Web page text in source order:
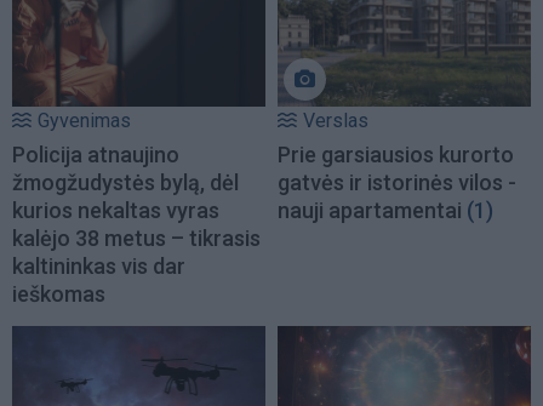
Gyvenimas
Policija atnaujino
žmogžudystės bylą, dėl
kurios nekaltas vyras
kalėjo 38 metus – tikrasis
kaltininkas vis dar
ieškomas
Verslas
Prie garsiausios kurorto
gatvės ir istorinės vilos -
nauji apartamentai (1)